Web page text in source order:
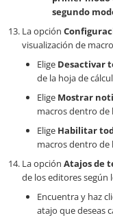
segundo
La opción
visualización de
Elige Desactivar
de la hoja de
Elige Mostrar
macros dentro de
Elige Habilitar
macros dentro de
La opción Atajos de
de los editores según
Encuentra y haz
atajo que deseas